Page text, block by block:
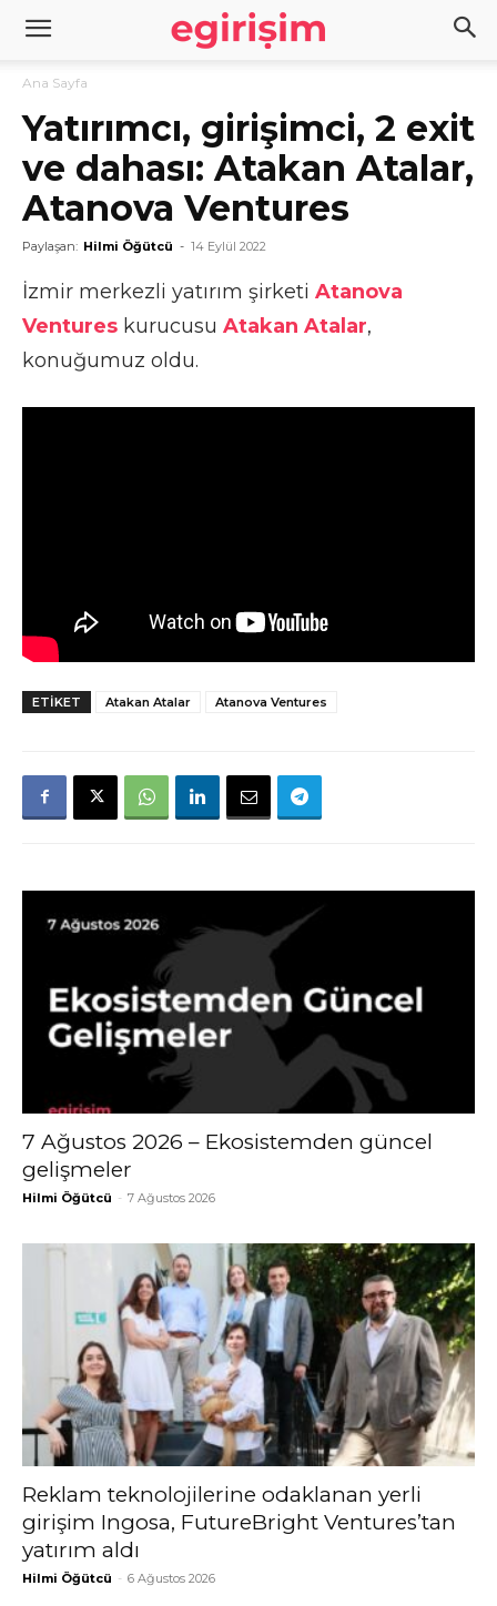
Ana Sayfa
Yatırımcı, girişimci, 2 exit
ve dahası: Atakan Atalar,
Atanova Ventures
Paylaşan: Hilmi Öğütcü - 14 Eylül 2022
İzmir merkezli yatırım şirketi Atanova
Ventures kurucusu Atakan Atalar,
konuğumuz oldu.
ETIKET Atakan Atalar Atanova Ventures
7 Ağustos 2026 – Ekosistemden güncel
gelişmeler
Hilmi Öğütcü - 7 Ağustos 2026
Reklam teknolojilerine odaklanan yerli
girişim Ingosa, FutureBright Ventures’tan
yatırım aldı
Hilmi Öğütcü - 6 Ağustos 2026